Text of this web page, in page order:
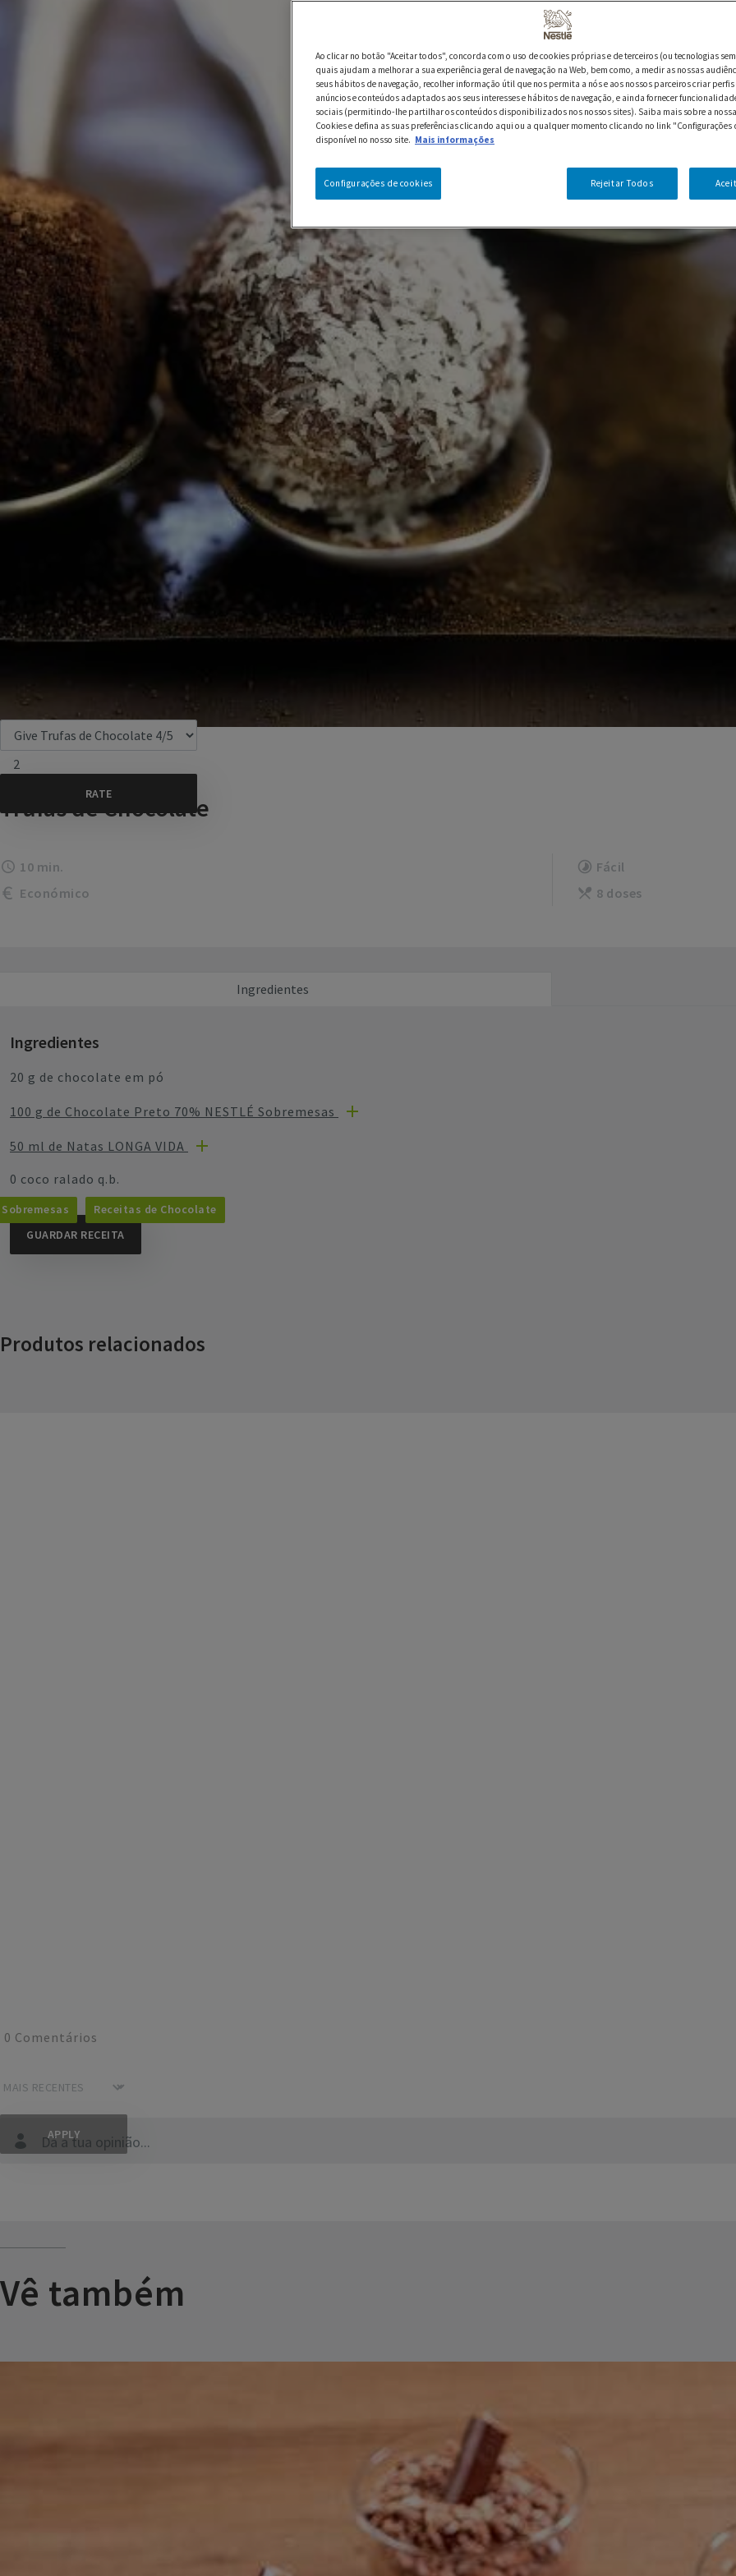
2
Trufas de Chocolate
10 min.
Fácil
Económico
8 doses
Ingredientes
Ingredientes
20 g de chocolate em pó
100 g de Chocolate Preto 70% NESTLÉ Sobremesas
50 ml de Natas LONGA VIDA
0 coco ralado q.b.
GUARDAR RECEITA
Sobremesas Receitas de Chocolate
Produtos relacionados
Dá a tua opinião...
0 Comentários
Vê também
Ao clicar no botão "Aceitar todos", concorda com o uso de cookies próprias e de terceiros (ou tecnologias
quais ajudam a melhorar a sua experiência geral de navegação na Web, bem como, a medir as nossas
seus hábitos de navegação, recolher informação útil que nos permita a nós e aos nossos parceiros criar perfis
anúncios e conteúdos adaptados aos seus interesses e hábitos de navegação, e ainda fornecer
sociais (permitindo-lhe partilhar os conteúdos disponibilizados nos nossos sites). Saiba mais sobre a
Cookies e defina as suas preferências clicando aqui ou a qualquer momento clicando no link "Configurações
disponível no nosso site. Mais informações
Rejeitar Todos
Configurações de cookies